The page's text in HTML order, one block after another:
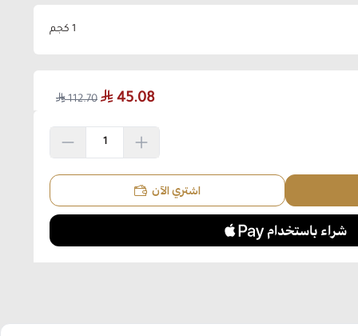
1 كجم
45.08
112.70
اشتري الآن